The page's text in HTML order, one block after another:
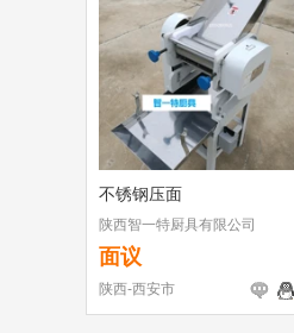
不锈钢压面
陕西智一特厨具有限公司
面议
陕西-西安市